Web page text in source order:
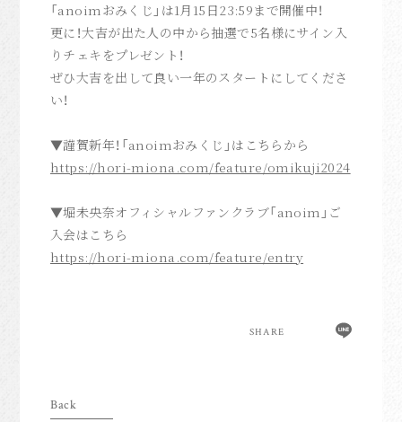
anoim Mail
anoim Check
Archive
Login
Home
「anoimおみくじ」は1月15日23:59まで開催中！
更に！大吉が出た人の中から抽選で5名様にサイン入
りチェキをプレゼント！
ぜひ大吉を出して良い一年のスタートにしてくださ
い！
▼謹賀新年！「anoimおみくじ」はこちらから
https://hori-miona.com/feature/omikuji2024
▼堀未央奈オフィシャルファンクラブ「anoim」ご
入会はこちら
https://hori-miona.com/feature/entry
SHARE